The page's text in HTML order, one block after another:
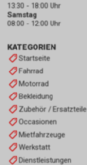
KATEGORIEN
Startseite
Fahrrad
Motorrad
Bekleidung
Zubehör / Ersatzteile
Occasionen
Mietfahrzeuge
Werkstatt
Dienstleistungen
13:30 - 18:00 Uhr
Samstag
08:00 - 12:00 Uhr